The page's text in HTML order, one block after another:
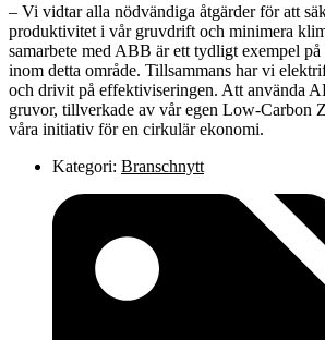
– Vi vidtar alla nödvändiga åtgärder för att
produktivitet i vår gruvdrift och minimera
samarbete med ABB är ett tydligt exempel
inom detta område. Tillsammans har vi
och drivit på effektiviseringen. Att använda
gruvor, tillverkade av vår egen Low-Carbon
våra initiativ för en cirkulär ekonomi.
Kategori: Branschnytt